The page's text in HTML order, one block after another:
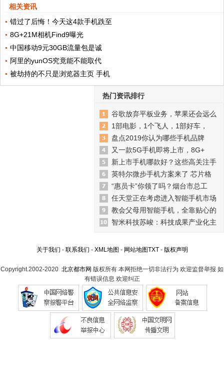
相关资讯
错过了后悔！今天这4款手机跌至
8G+21M相机Find9曝光
中国移动9元30GB流量包是诚
阿里的yunOS究竟能不能取代
被劫持的不只是浏览器主页 手机
热门资讯排行
谷歌放弃平板业务，苹果还会远么
1部电影，1个飞人，1部好车，
盘点2019你认为哪些手机品牌
又一款5G手机即将上市，8G+
新上市手机哪款好？这些高关注手
英特尔微步手机方案来了 芯片格
“惠员卡”你领了吗？烟台市总工
任天堂正在考虑进入智能手机市场
教会父母用智能手机，全靠贴心的
智米科技苏峻：科技成果产业化主
关于我们 - 联系我们 - XML地图 - 网站地图TXT- 版权声明
Copyright.2002-2020 北京都市网 版权所有 本网拒绝一切非法行为 欢迎监督举报 如
有错误信息 欢迎纠正